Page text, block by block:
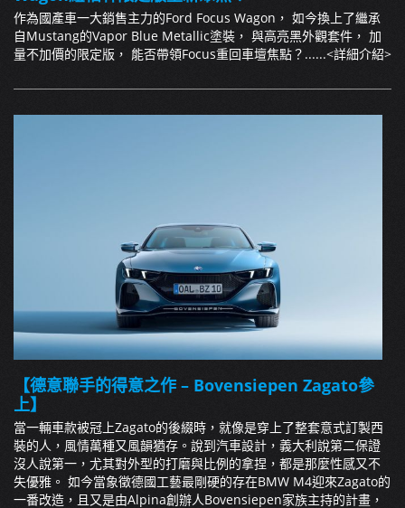
作為國產車一大銷售主力的Ford Focus Wagon， 如今換上了繼承
自Mustang的Vapor Blue Metallic塗裝， 與高亮黑外觀套件， 加
量不加價的限定版， 能否帶領Focus重回車壇焦點？......<詳細介紹>
【德意聯手的得意之作 – Bovensiepen Zagato參
上】
當一輛車款被冠上Zagato的後綴時，就像是穿上了整套意式訂製西
裝的人，風情萬種又風韻猶存。說到汽車設計，義大利說第二保證
沒人說第一，尤其對外型的打磨與比例的拿捏，都是那麼性感又不
失優雅。 如今當象徵德國工藝最剛硬的存在BMW M4迎來Zagato的
一番改造，且又是由Alpina創辦人Bovensiepen家族主持的計畫，